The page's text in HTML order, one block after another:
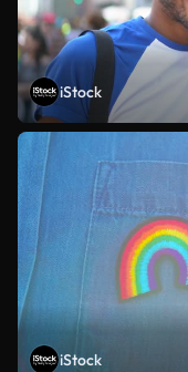
iStock
iStock